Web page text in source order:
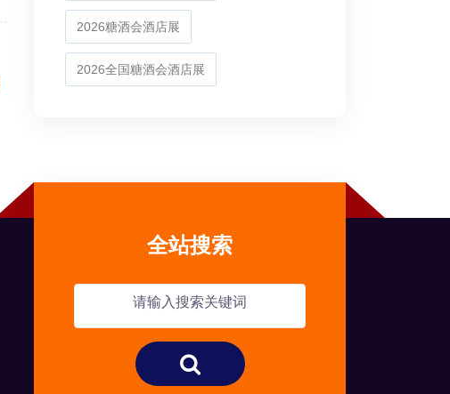
2026糖酒会酒店展
2026全国糖酒会酒店展
全站搜索